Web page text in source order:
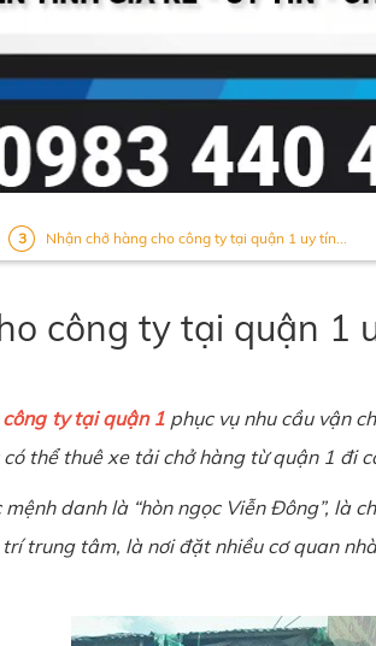
Nhận chở hàng cho công ty tại quận 1 uy tín...
công ty tại quận 1
ty tại quận 1phục vụ nhu cầu vận
thể thuê xe tải chở hàng từ quận 1 đi
mệnh danh là “hòn ngọc Viễn Đông”,
trung tâm, là nơi đặt nhiều cơ quan